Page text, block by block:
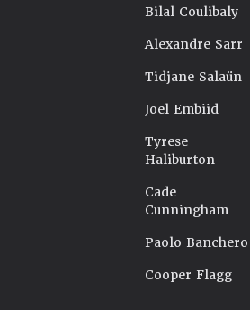
Bilal Coulibaly
Alexandre Sarr
Tidjane Salaün
Joel Embiid
Tyrese
Haliburton
Cade
Cunningham
Paolo Banchero
Cooper Flagg